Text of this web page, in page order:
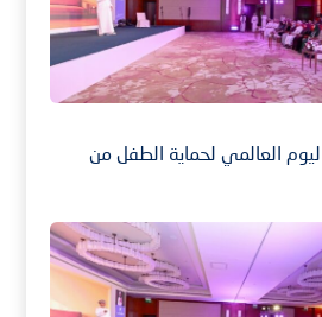
العالمي لحماية الطفل من